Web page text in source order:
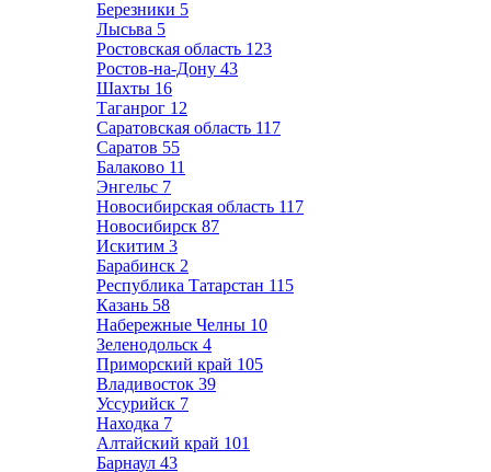
Березники 5
Лысьва 5
Ростовская область 123
Ростов-на-Дону 43
Шахты 16
Таганрог 12
Саратовская область 117
Саратов 55
Балаково 11
Энгельс 7
Новосибирская область 117
Новосибирск 87
Искитим 3
Барабинск 2
Республика Татарстан 115
Казань 58
Набережные Челны 10
Зеленодольск 4
Приморский край 105
Владивосток 39
Уссурийск 7
Находка 7
Алтайский край 101
Барнаул 43